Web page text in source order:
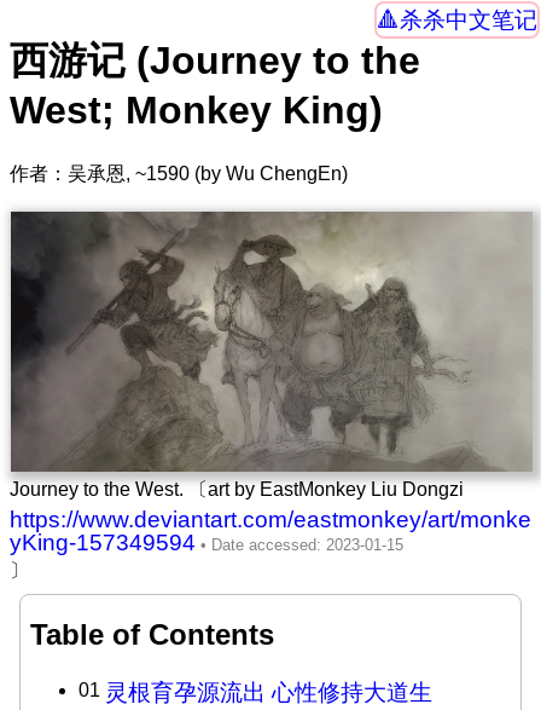
杀杀中文笔记
西游记 (Journey to the
West; Monkey King)
作者：吴承恩, ~1590 (by Wu ChengEn)
Journey to the West. 〔art by EastMonkey Liu Dongzi
https://www.deviantart.com/eastmonkey/art/monke
yKing-157349594
〕
Table of Contents
01 灵根育孕源流出 心性修持大道生